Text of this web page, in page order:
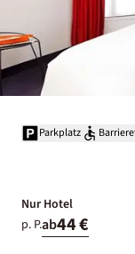
Parkplatz
Nur Hotel
p. P.ab44 €